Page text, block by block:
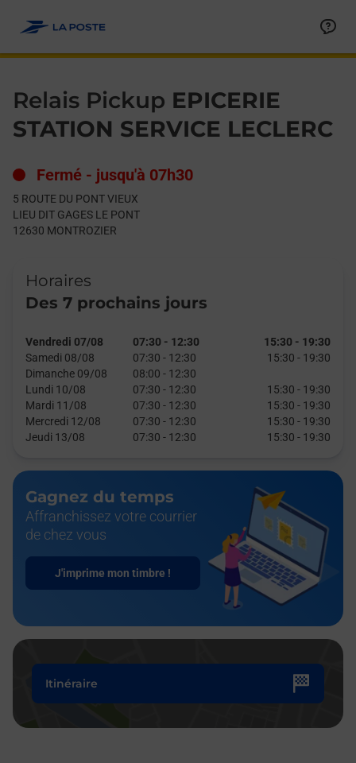
Relais Pickup EPICERIE
STATION SERVICE LECLERC
Fermé - jusqu'à 07h30
5 ROUTE DU PONT VIEUX
LIEU DIT GAGES LE PONT
12630 MONTROZIER
Horaires
Des 7 prochains jours
Vendredi 07/08 07:30 - 12:30 15:30 - 19:30
Samedi 08/08
07:30 - 12:30 15:30 - 19:30
Dimanche 09/08
08:00 - 12:30
Lundi 10/08
07:30 - 12:30 15:30 - 19:30
Mardi 11/08
07:30 - 12:30 15:30 - 19:30
Mercredi 12/08
07:30 - 12:30 15:30 - 19:30
Jeudi 13/08
07:30 - 12:30 15:30 - 19:30
Gagnez du temps
Affranchissez votre courrier
de chez vous
J'imprime mon timbre !
Itinéraire